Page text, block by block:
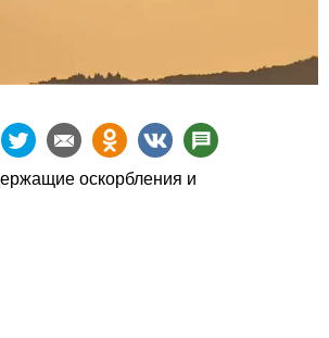
оскорбления и